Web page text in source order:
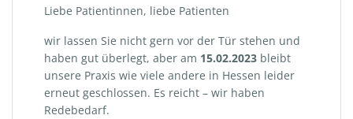
Liebe Patientinnen, liebe Patienten
wir lassen Sie nicht gern vor der Tür stehen und
haben gut überlegt, aber am 15.02.2023 bleibt
unsere Praxis wie viele andere in Hessen leider
erneut geschlossen. Es reicht – wir haben
Redebedarf.